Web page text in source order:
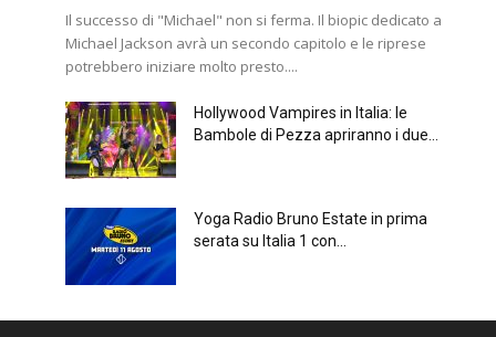
Il successo di "Michael" non si ferma. Il biopic dedicato a
Michael Jackson avrà un secondo capitolo e le riprese
potrebbero iniziare molto presto....
Hollywood Vampires in Italia: le
Bambole di Pezza apriranno i due...
Yoga Radio Bruno Estate in prima
serata su Italia 1 con...